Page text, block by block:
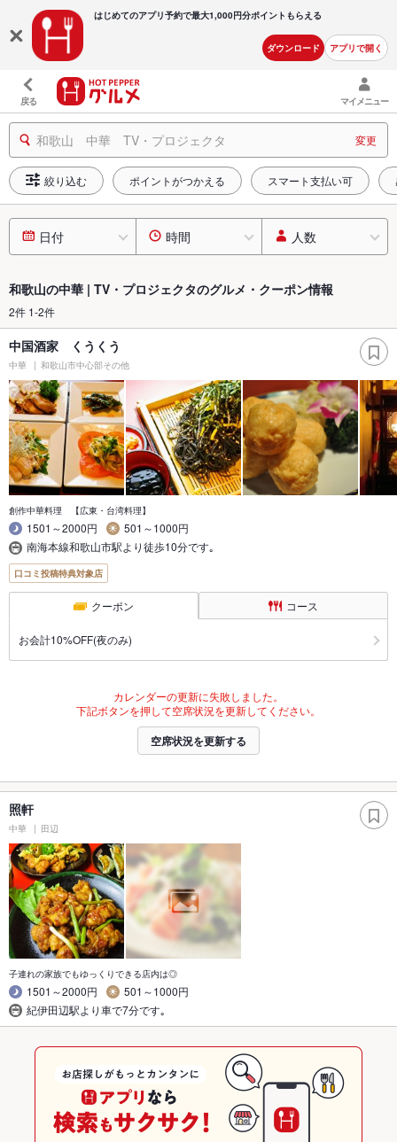
はじめてのアプリ予約で最大1,000円分ポイントもらえる
ダウンロード アプリで開く
戻る マイメニュー
和歌山 中華 TV・プロジェクタ 変更
絞り込む ポイントがつかえる スマート支払い可
日付 時間 人数
和歌山の中華 | TV・プロジェクタのグルメ・クーポン情報
2件 1-2件
中国酒家 くうくう
中華 和歌山市中心部その他
創作中華料理 【広東・台湾料理】
1501～2000円
501～1000円
南海本線和歌山市駅より徒歩10分です｡
口コミ投稿特典対象店
クーポン コース
お会計10%OFF(夜のみ)
カレンダーの更新に失敗しました。
下記ボタンを押して空席状況を更新してください。
空席状況を更新する
照軒
中華 田辺
子連れの家族でもゆっくりできる店内は◎
1501～2000円
501～1000円
紀伊田辺駅より車で7分です｡